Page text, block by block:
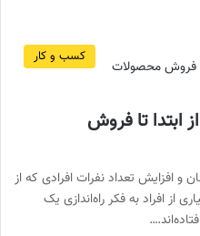
کسب و کار
ابتدا تا فروش
و افزایش تعداد نفرات افرادی که از
از افراد به فکر راه‌اندازی یک